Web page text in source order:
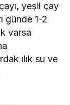
yeşil çay
günde 1-2
varsa
ılık su ve